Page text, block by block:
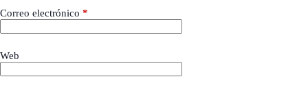
Correo electrónico *
Web